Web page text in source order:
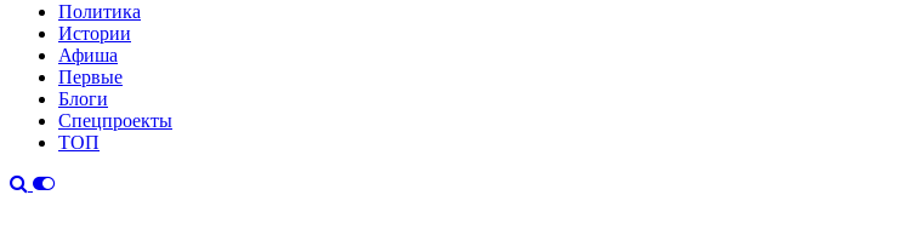
Политика
Истории
Афиша
Первые
Блоги
Спецпроекты
ТОП